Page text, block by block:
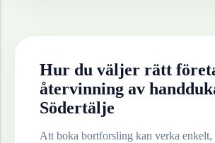
Hur du väljer rätt
återvinning av
Södertälje
Att boka bortforsling kan verka enkelt,